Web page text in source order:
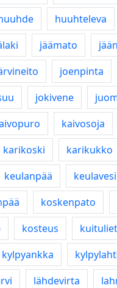
huuhteleva
jäämato
joenpinta
jokivene
kaivosoja
karikoski karikukko
keulanpää keulavesi
koskenpato
kosteus
kylpyankka
lähdevirta